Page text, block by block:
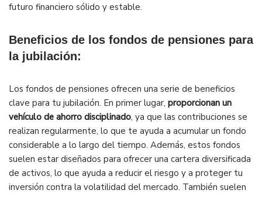
futuro financiero sólido y estable.
Beneficios de los fondos de pensiones para
la jubilación:
Los fondos de pensiones ofrecen una serie de beneficios
clave para tu jubilación. En primer lugar, proporcionan un
vehículo de ahorro disciplinado, ya que las contribuciones se
realizan regularmente, lo que te ayuda a acumular un fondo
considerable a lo largo del tiempo. Además, estos fondos
suelen estar diseñados para ofrecer una cartera diversificada
de activos, lo que ayuda a reducir el riesgo y a proteger tu
inversión contra la volatilidad del mercado. También suelen